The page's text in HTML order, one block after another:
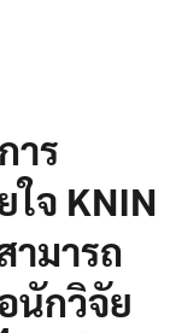
าร
จ KNIN
ามารถ
นักวิจัย